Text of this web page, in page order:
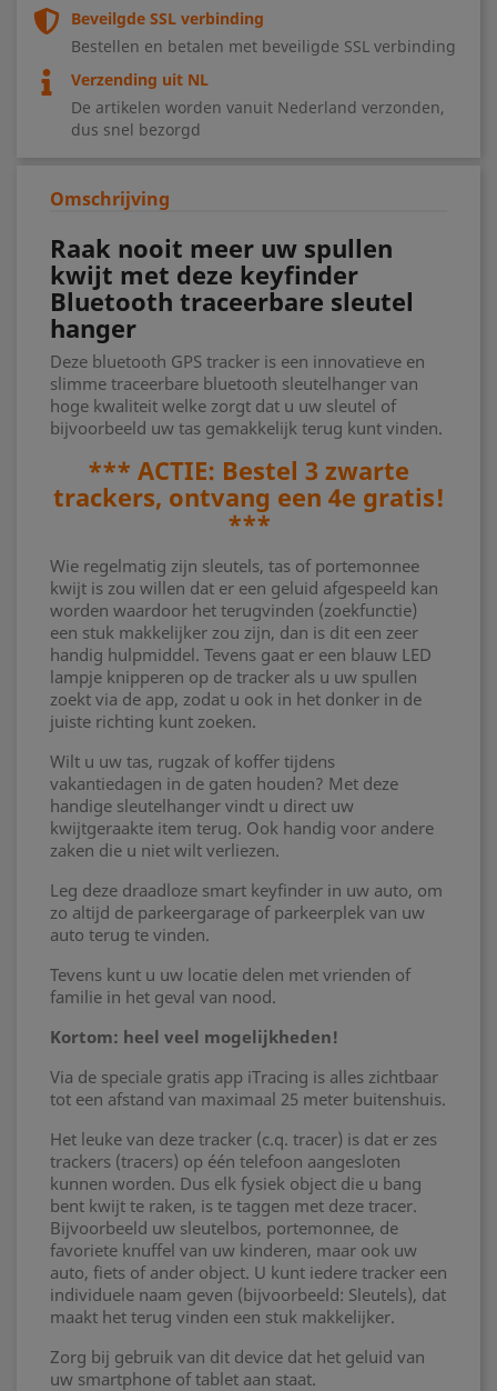
Beveilgde SSL verbinding
Bestellen en betalen met beveiligde SSL verbinding
Verzending uit NL
De artikelen worden vanuit Nederland verzonden,
dus snel bezorgd
Omschrijving
Raak nooit meer uw spullen
kwijt met deze keyfinder
Bluetooth traceerbare sleutel
hanger
Deze bluetooth GPS tracker is een innovatieve en
slimme traceerbare bluetooth sleutelhanger van
hoge kwaliteit welke zorgt dat u uw sleutel of
bijvoorbeeld uw tas gemakkelijk terug kunt vinden.
*** ACTIE: Bestel 3 zwarte
trackers, ontvang een 4e gratis!
***
Wie regelmatig zijn sleutels, tas of portemonnee
kwijt is zou willen dat er een geluid afgespeeld kan
worden waardoor het terugvinden (zoekfunctie)
een stuk makkelijker zou zijn, dan is dit een zeer
handig hulpmiddel. Tevens gaat er een blauw LED
lampje knipperen op de tracker als u uw spullen
zoekt via de app, zodat u ook in het donker in de
juiste richting kunt zoeken.
Wilt u uw tas, rugzak of koffer tijdens
vakantiedagen in de gaten houden? Met deze
handige sleutelhanger vindt u direct uw
kwijtgeraakte item terug. Ook handig voor andere
zaken die u niet wilt verliezen.
Leg deze draadloze smart keyfinder in uw auto, om
zo altijd de parkeergarage of parkeerplek van uw
auto terug te vinden.
Tevens kunt u uw locatie delen met vrienden of
familie in het geval van nood.
Kortom: heel veel mogelijkheden!
Via de speciale gratis app iTracing is alles zichtbaar
tot een afstand van maximaal 25 meter buitenshuis.
Het leuke van deze tracker (c.q. tracer) is dat er zes
trackers (tracers) op één telefoon aangesloten
kunnen worden. Dus elk fysiek object die u bang
bent kwijt te raken, is te taggen met deze tracer.
Bijvoorbeeld uw sleutelbos, portemonnee, de
favoriete knuffel van uw kinderen, maar ook uw
auto, fiets of ander object. U kunt iedere tracker een
individuele naam geven (bijvoorbeeld: Sleutels), dat
maakt het terug vinden een stuk makkelijker.
Zorg bij gebruik van dit device dat het geluid van
uw smartphone of tablet aan staat.